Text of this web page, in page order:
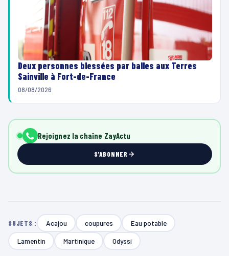
Deux personnes blessées par balles aux Terres
Sainville à Fort-de-France
08/08/2026
Rejoignez la chaîne ZayActu
S'ABONNER
SUJETS : Acajou coupures Eau potable
Lamentin Martinique Odyssi